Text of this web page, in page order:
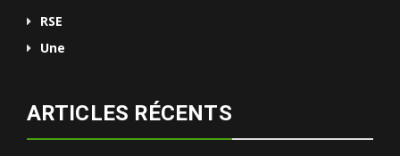
RSE
Une
ARTICLES RÉCENTS